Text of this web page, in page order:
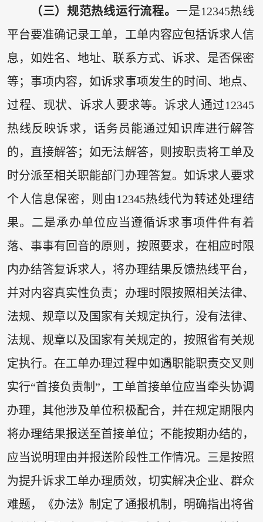
（三）规范热线运行流程。一是12345热线
平台要准确记录工单，工单内容应包括诉求人信
息，如姓名、地址、联系方式、诉求、是否保密
等；事项内容，如诉求事项发生的时间、地点、
过程、现状、诉求人要求等。诉求人通过12345
热线反映诉求，话务员能通过知识库进行解答
的，直接解答；如无法解答，则按职责将工单及
时分派至相关职能部门办理答复。如诉求人要求
个人信息保密，则由12345热线代为转述处理结
果。二是承办单位应当遵循诉求事项件件有着
落、事事有回音的原则，按照要求，在相应时限
内办结答复诉求人，将办理结果反馈热线平台，
并对内容真实性负责；办理时限按照相关法律、
法规、规章以及国家有关规定执行，没有法律、
法规、规章以及国家有关规定的，按照省有关规
定执行。在工单办理过程中如遇职能职责交叉则
实行“首接负责制”，工单首接单位应当牵头协调
办理，其他涉及单位积极配合，并在规定期限内
将办理结果报送至首接单位；不能按期办结的，
应当说明理由并报送阶段性工作情况。三是按照
为提升诉求工单办理质效，切实解决企业、群众
难题，《办法》制定了通报机制，明确指出将省